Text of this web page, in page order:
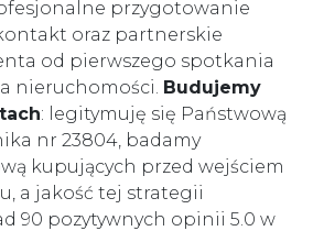
przygotowanie
oraz partnerskie
od pierwszego spotkania
nieruchomości. Budujemy
: legitymuję się Państwową
nr 23804, badamy
kupujących przed wejściem
a jakość tej strategii
90 pozytywnych opinii 5.0 w